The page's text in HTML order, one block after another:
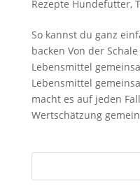
Rezepte Hundefutter,
So kannst du ganz
backen Von der
Lebensmittel
Lebensmittel
macht es auf jeden
Wertschätzung